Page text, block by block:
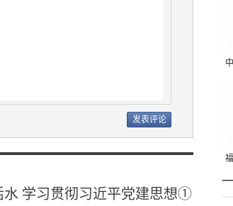
水 学习贯彻习近平党建思想①